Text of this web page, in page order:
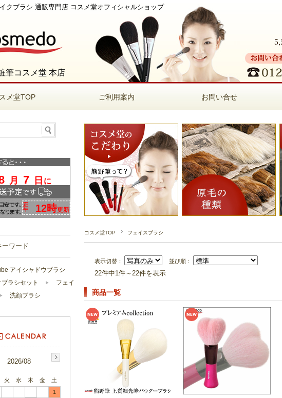
筆コスメ堂 本店
クブラシ 通販専門店 コスメ堂オフィシャルショップ
メ堂TOP ご利用案内 お問い合せ
コスメ堂TOP フェイスブラシ
表示切替： 並び順：
22件中1件～22件を表示
商品一覧
ーワード
アイシャドウブラシ
ブラシセット
フェイ
洗顔ブラシ
2026/08
火 水 木 金
土
1